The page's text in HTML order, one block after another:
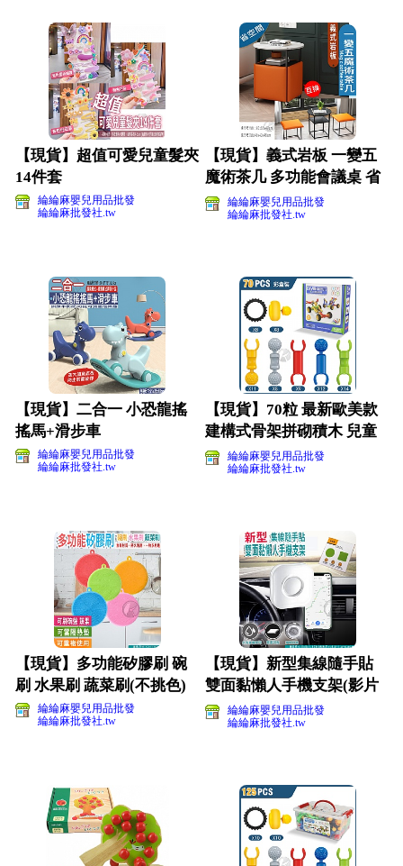
【現貨】超值可愛兒童髮夾
14件套
綸綸麻嬰兒用品批發
綸綸麻批發社.tw
【現貨】義式岩板 一變五
魔術茶几 多功能會議桌 省
空間 聚會桌椅(影片
綸綸麻嬰兒用品批發
綸綸麻批發社.tw
【現貨】二合一 小恐龍搖
搖馬+滑步車
綸綸麻嬰兒用品批發
綸綸麻批發社.tw
【現貨】70粒 最新歐美款
建構式骨架拼砌積木 兒童
積木1942(影片
綸綸麻嬰兒用品批發
綸綸麻批發社.tw
【現貨】多功能矽膠刷 碗
刷 水果刷 蔬菜刷(不挑色)
綸綸麻嬰兒用品批發
綸綸麻批發社.tw
【現貨】新型集線隨手貼
雙面黏懶人手機支架(影片
必看)綸綸麻嬰兒用品批發
綸綸麻批發社.tw